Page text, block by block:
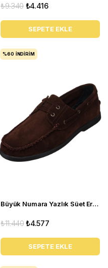
₺4.416
₺9.340
SEPETE EKLE
Büyük Numara Yazlık Süet Erkek Ayakkabısı - Utkan001 Kahve Süet
₺4.577
₺11.440
SEPETE EKLE
%60 İNDIRIM